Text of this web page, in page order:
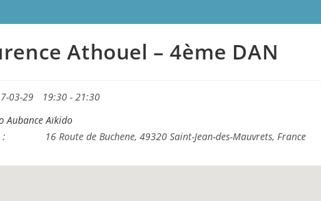
Athouel – 4ème DAN
03-29
19:30 - 21:30
Aubance Aïkido
:
16 Route de Buchene, 49320 Saint-Jean-des-Mauvrets, France